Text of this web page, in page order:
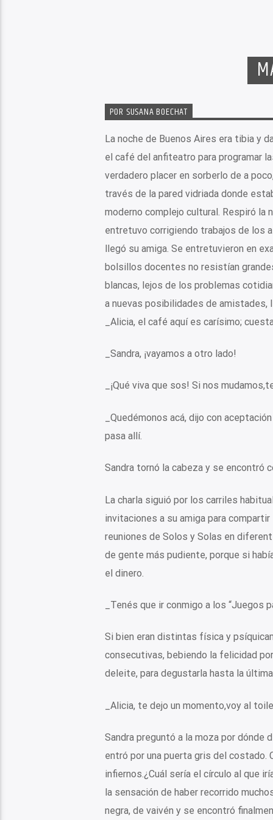
POR SUSANA BOECHAT
La noche de Buenos Aires era tibia y
el café del anfiteatro para programar
verdadero placer en sorberlo de a
través de la pared vidriada donde
moderno complejo cultural. Respiró la
entretuvo corrigiendo trabajos de los
llegó su amiga. Se entretuvieron en
bolsillos docentes no resistían
blancas, lejos de los problemas
a nuevas posibilidades de amistades,
_Alicia, el café aquí es carísimo;
_Sandra, ¡vayamos a otro lado!
_¡Qué viva que sos! Si nos
_Quedémonos acá, dijo con
pasa allí.
Sandra tornó la cabeza y se encontró
La charla siguió por los carriles
invitaciones a su amiga para
reuniones de Solos y Solas en
de gente más pudiente, porque si
el dinero.
_Tenés que ir conmigo a los “Juegos
Si bien eran distintas física y
consecutivas, bebiendo la felicidad
deleite, para degustarla hasta la
_Alicia, te dejo un momento,voy al
Sandra preguntó a la moza por dónde
entró por una puerta gris del costado.
infiernos.¿Cuál sería el círculo al que
la sensación de haber recorrido
negra, de vaivén y se encontró